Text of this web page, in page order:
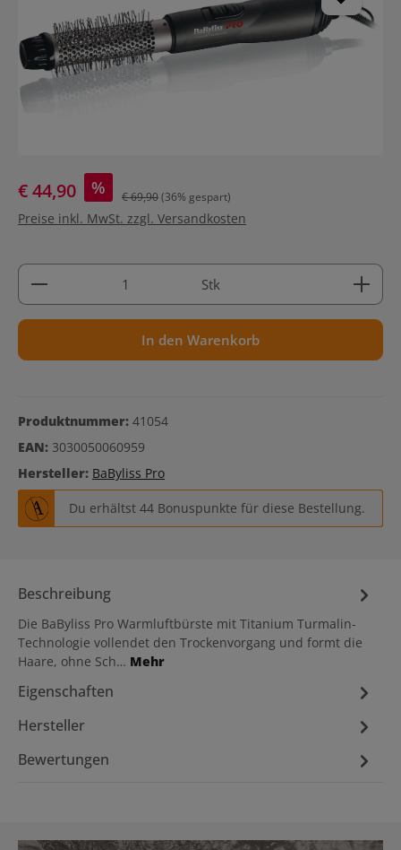
€ 44,90 % € 69,90(36% gespart)
Preise inkl. MwSt. zzgl. Versandkosten
Produkt Anzahl: Gib den gewünschten Wert ein
Stk
In den Warenkorb
Produktnummer: 41054
EAN: 3030050060959
Hersteller: BaByliss Pro
Du erhältst 44 Bonuspunkte für diese Bestellung.
Beschreibung
Die BaByliss Pro Warmluftbürste mit Titanium Turmalin-
Technologie vollendet den Trockenvorgang und formt die
Haare, ohne Sch… Mehr
Eigenschaften
Hersteller
Bewertungen